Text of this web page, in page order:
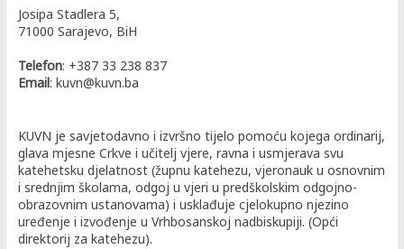
Josipa Stadlera 5,
71000 Sarajevo, BiH
Telefon: +387 33 238 837
Email: kuvn@kuvn.ba
KUVN je savjetodavno i izvršno tijelo pomoću kojega ordinarij,
glava mjesne Crkve i učitelj vjere, ravna i usmjerava svu
katehetsku djelatnost (župnu katehezu, vjeronauk u osnovnim
i srednjim školama, odgoj u vjeri u predškolskim odgojno-
obrazovnim ustanovama) i usklađuje cjelokupno njezino
uređenje i izvođenje u Vrhbosanskoj nadbiskupiji. (Opći
direktorij za katehezu).